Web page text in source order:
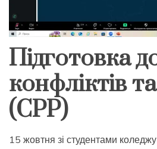
Підготовка
конфліктів
(CPP)
15 жовтня зі студентами